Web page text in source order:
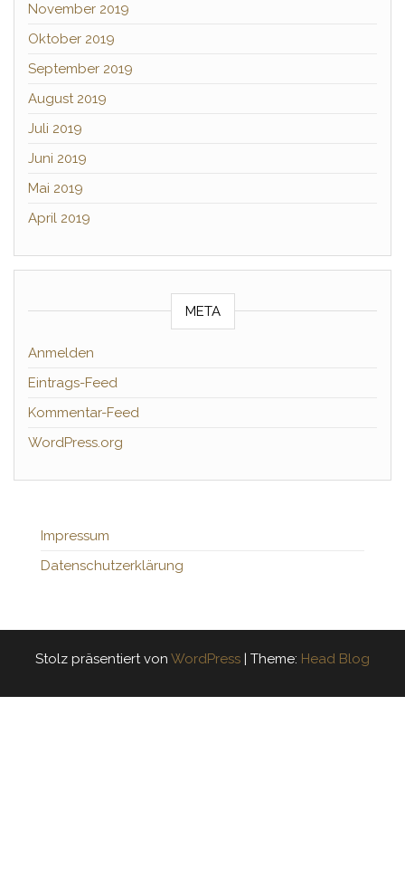
November 2019
Oktober 2019
September 2019
August 2019
Juli 2019
Juni 2019
Mai 2019
April 2019
META
Anmelden
Eintrags-Feed
Kommentar-Feed
WordPress.org
Impressum
Datenschutzerklärung
Stolz präsentiert von WordPress | Theme: Head Blog